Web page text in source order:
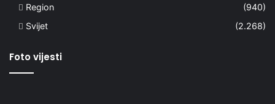
Region
(940)
Svijet
(2.268)
Foto vijesti